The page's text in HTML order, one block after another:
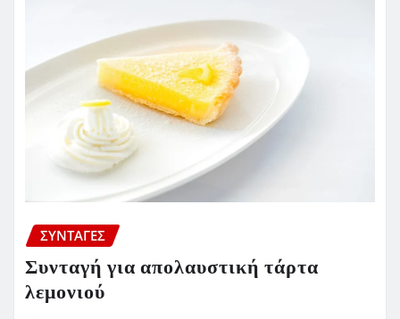
ΣΥΝΤΑΓΈΣ
Συνταγή για απολαυστική τάρτα
λεμονιού